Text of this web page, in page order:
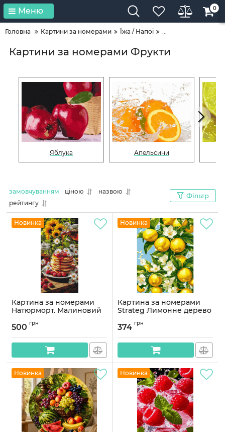
Меню 0
Головна Картини за номерами Їжа / Напої ...
Картини за номерами Фрукти
Яблука Апельсини
замовчуванням ціною
назвою
рейтингу
Фільтр
Новинка
Картина за номерами
Натюрморт. Малиновий
Орігамі LW 5248
Артикул:LW5248
500 грн
Новинка
Картина за номерами
Strateg Лимонне дерево
Артикул:
374 грн
Новинка Новинка